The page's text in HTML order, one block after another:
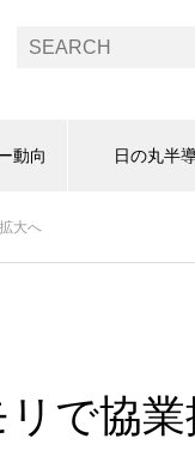
動向 日の丸半
大へ
で協業